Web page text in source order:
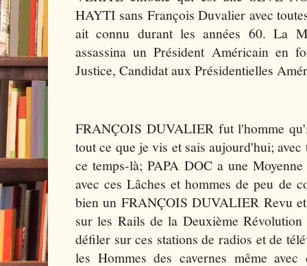
HAYTI sans François Duvalier avec
ait connu durant les années 60. La
assassina un Président Américain en
Justice, Candidat aux Présidentielles
FRANÇOIS DUVALIER fut l'homme
tout ce que je vis et sais aujourd'hui;
ce temps-là; PAPA DOC a une
avec ces Lâches et hommes de peu de
bien un FRANÇOIS DUVALIER Revu
sur les Rails de la Deuxième
défiler sur ces stations de radios et de
les Hommes des cavernes même